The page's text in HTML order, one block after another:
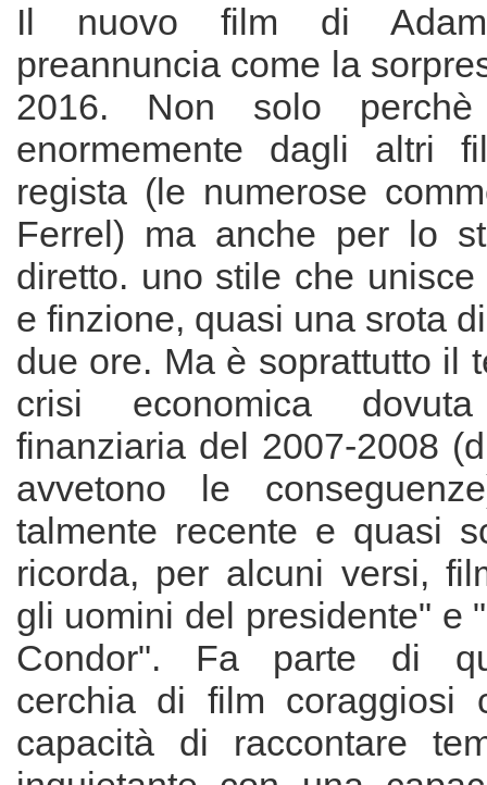
Il nuovo film di
preannuncia come la
2016. Non solo
enormemente dagli altri
regista (le numerose
Ferrel) ma anche per lo
diretto. uno stile che unisce
e finzione, quasi una srota
due ore. Ma è soprattutto il
crisi economica
finanziaria del 2007-2008
avvetono le
talmente recente e quasi
ricorda, per alcuni versi,
gli uomini del presidente" e
Condor". Fa parte di
cerchia di film coraggiosi
capacità di raccontare